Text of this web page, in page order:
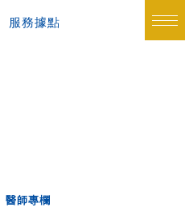
服務據點
醫師專欄